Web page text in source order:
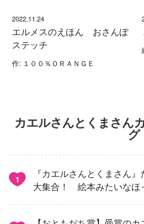
2022.11.24
エルメスのえほん おさんぽ
ステッチ
作: １００％ＯＲＡＮＧＥ
カエルさんとくまさん
グ
1
『カエルさんとくまさん
大集合！ 絵本みたいなほ